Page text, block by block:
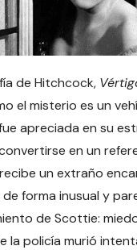
de Hitchcock,
el misterio es un
apreciada en su
en un
un extraño
forma inusual y
de Scottie:
la policía murió